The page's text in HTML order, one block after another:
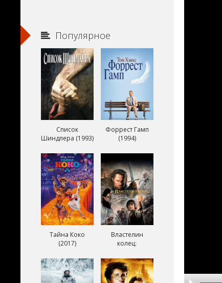
Популярное
Список
Шиндлера (1993)
Форрест Гамп
(1994)
Тайна Коко
(2017)
Властелин
колец:
короля (2003)